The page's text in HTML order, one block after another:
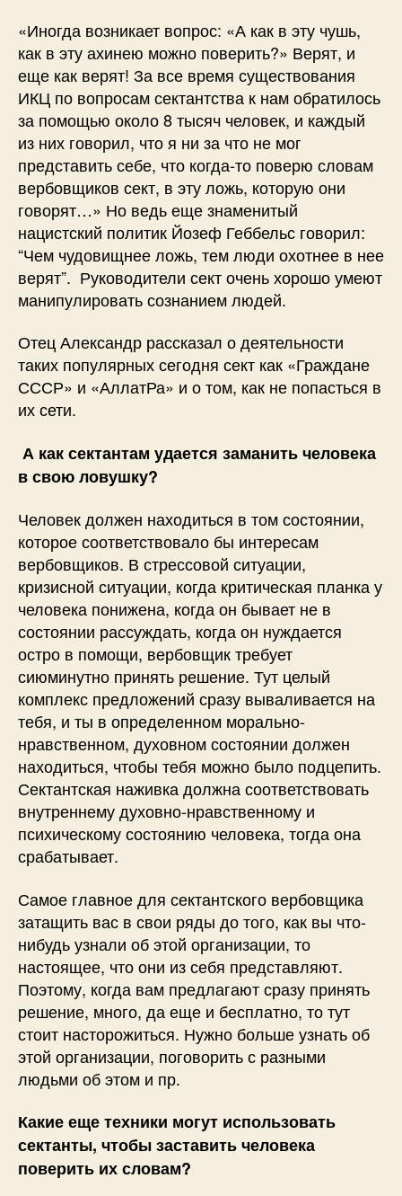
«Иногда возникает вопрос: «А как в эту чушь,
как в эту ахинею можно поверить?» Верят, и
еще как верят! За все время существования
ИКЦ по вопросам сектантства к нам обратилось
за помощью около 8 тысяч человек, и каждый
из них говорил, что я ни за что не мог
представить себе, что когда-то поверю словам
вербовщиков сект, в эту ложь, которую они
говорят…» Но ведь еще знаменитый
нацистский политик Йозеф Геббельс говорил:
“Чем чудовищнее ложь, тем люди охотнее в нее
верят”. Руководители сект очень хорошо умеют
манипулировать сознанием людей.
Отец Александр рассказал о деятельности
таких популярных сегодня сект как «Граждане
СССР» и «АллатРа» и о том, как не попасться в
их сети.
А как сектантам удается заманить человека
в свою ловушку?
Человек должен находиться в том состоянии,
которое соответствовало бы интересам
вербовщиков. В стрессовой ситуации,
кризисной ситуации, когда критическая планка у
человека понижена, когда он бывает не в
состоянии рассуждать, когда он нуждается
остро в помощи, вербовщик требует
сиюминутно принять решение. Тут целый
комплекс предложений сразу вываливается на
тебя, и ты в определенном морально-
нравственном, духовном состоянии должен
находиться, чтобы тебя можно было подцепить.
Сектантская наживка должна соответствовать
внутреннему духовно-нравственному и
психическому состоянию человека, тогда она
срабатывает.
Самое главное для сектантского вербовщика
затащить вас в свои ряды до того, как вы что-
нибудь узнали об этой организации, то
настоящее, что они из себя представляют.
Поэтому, когда вам предлагают сразу принять
решение, много, да еще и бесплатно, то тут
стоит насторожиться. Нужно больше узнать об
этой организации, поговорить с разными
людьми об этом и пр.
Какие еще техники могут использовать
сектанты, чтобы заставить человека
поверить их словам?